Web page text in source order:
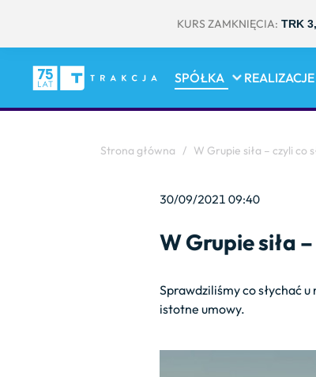
KURS ZAMKNIĘCIA: TRK
SPÓŁKA REALIZACJE
Strona główna / W Grupie siła – czyli co
30/09/2021 09:40
W Grupie siła
Sprawdziliśmy co słychać
istotne umowy.